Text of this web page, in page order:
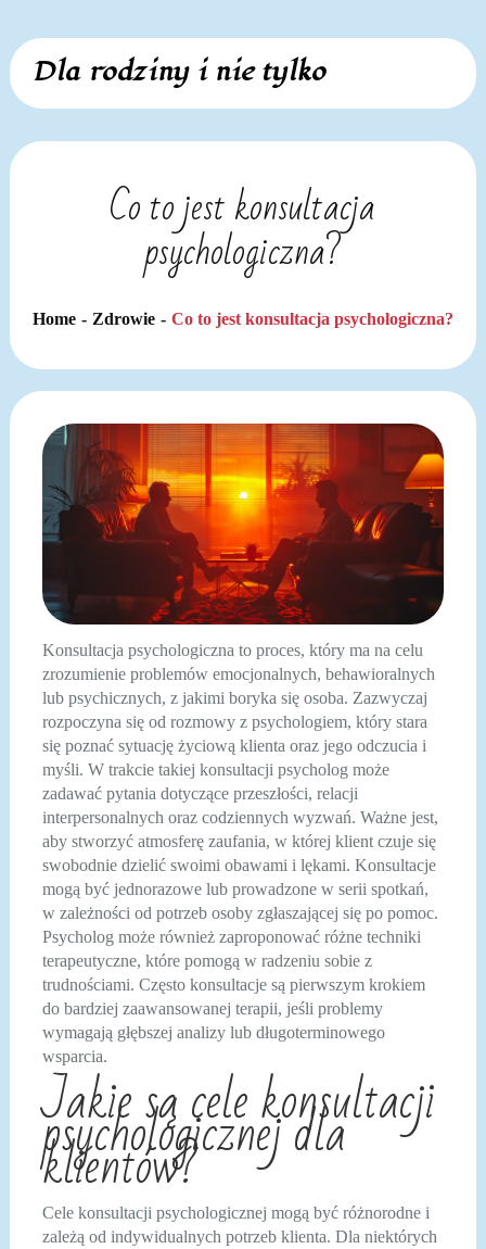
Skip
content
Dla rodziny i nie tylko
Co to jest konsultacja
psychologiczna?
Home Zdrowie Co to jest konsultacja psychologiczna?
Konsultacja psychologiczna to proces, który ma na celu
zrozumienie problemów emocjonalnych, behawioralnych
lub psychicznych, z jakimi boryka się osoba. Zazwyczaj
rozpoczyna się od rozmowy z psychologiem, który stara
się poznać sytuację życiową klienta oraz jego odczucia i
myśli. W trakcie takiej konsultacji psycholog może
zadawać pytania dotyczące przeszłości, relacji
interpersonalnych oraz codziennych wyzwań. Ważne jest,
aby stworzyć atmosferę zaufania, w której klient czuje się
swobodnie dzielić swoimi obawami i lękami. Konsultacje
mogą być jednorazowe lub prowadzone w serii spotkań,
w zależności od potrzeb osoby zgłaszającej się po pomoc.
Psycholog może również zaproponować różne techniki
terapeutyczne, które pomogą w radzeniu sobie z
trudnościami. Często konsultacje są pierwszym krokiem
do bardziej zaawansowanej terapii, jeśli problemy
wymagają głębszej analizy lub długoterminowego
wsparcia.
Jakie są cele konsultacji
psychologicznej dla
klientów?
Cele konsultacji psychologicznej mogą być różnorodne i
zależą od indywidualnych potrzeb klienta. Dla niektórych